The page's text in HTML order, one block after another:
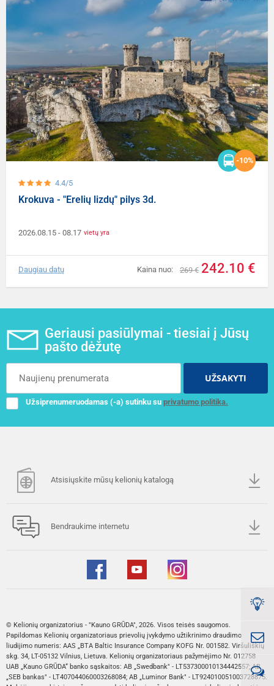
4.4/5
-10%
Krokuva - "Erelių lizdų" pilys 3d.
2026.08.15 - 08.17 vietų yra
Kaina nuo: 269 € 242.10 €
Daugiau datų
Geriausi pasiūlymai - tiesiai į Jūsų
pašto dėžutę
UŽSAKYTI
Užsiprenumeruodamas (-a) sutinku su privatumo politika.
Atsisiųskite mūsų kelionių katalogą
Bendraukime internetu
© Kelionių organizatorius - "Kauno GRŪDA", 2026. Visos teisės saugomos.
Papildomas Kelionių organizatoriaus prievolių įvykdymo užtikrinimo draudimo
liudijimo numeris: AAS „BTA Baltic Insurance Company KOFG Nr. 001582. Viršuliškių
skg. 34, LT-05132 Vilnius, Lietuva. Kelionių organizatoriaus pažymėjimo Nr. 012758
UAB „Kauno GRŪDA“ banko sąskaitos: AB „Swedbank" - LT537300010134442557; AB
„SEB bankas" - LT407044060003268084; AB „Luminor Bank" - LT924010051003728875.